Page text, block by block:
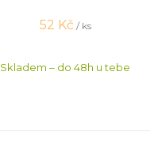
52 Kč / ks
Skladem – do 48h u tebe